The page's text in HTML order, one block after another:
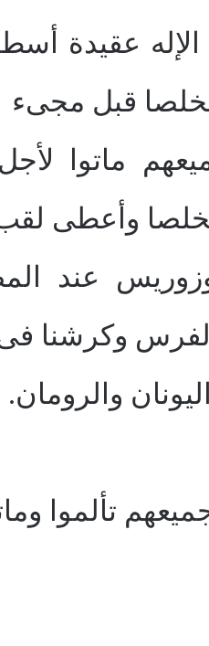
الإله عقيدة
قبل مجىء
ماتوا
وأعطى
عند
وكرشنا فى
والرومان.
تألموا